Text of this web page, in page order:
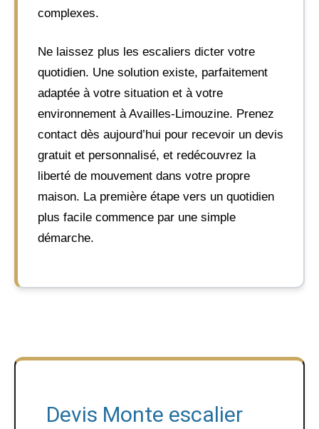
complexes.
Ne laissez plus les escaliers dicter votre
quotidien. Une solution existe, parfaitement
adaptée à votre situation et à votre
environnement à Availles-Limouzine. Prenez
contact dès aujourd’hui pour recevoir un devis
gratuit et personnalisé, et redécouvrez la
liberté de mouvement dans votre propre
maison. La première étape vers un quotidien
plus facile commence par une simple
démarche.
Devis Monte escalier